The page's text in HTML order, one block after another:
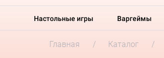
Настольные игры Варгеймы
Главная Каталог